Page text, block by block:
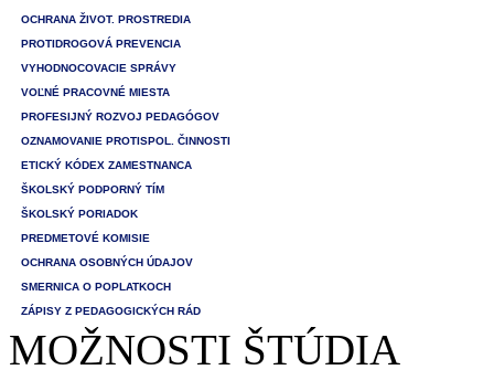
OCHRANA ŽIVOT. PROSTREDIA
PROTIDROGOVÁ PREVENCIA
VYHODNOCOVACIE SPRÁVY
VOĽNÉ PRACOVNÉ MIESTA
PROFESIJNÝ ROZVOJ PEDAGÓGOV
OZNAMOVANIE PROTISPOL. ČINNOSTI
ETICKÝ KÓDEX ZAMESTNANCA
ŠKOLSKÝ PODPORNÝ TÍM
ŠKOLSKÝ PORIADOK
PREDMETOVÉ KOMISIE
OCHRANA OSOBNÝCH ÚDAJOV
SMERNICA O POPLATKOCH
ZÁPISY Z PEDAGOGICKÝCH RÁD
MOŽNOSTI ŠTÚDIA